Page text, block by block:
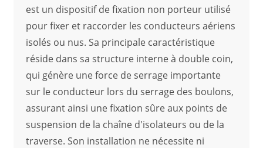
est un dispositif de fixation non porteur utilisé
pour fixer et raccorder les conducteurs aériens
isolés ou nus. Sa principale caractéristique
réside dans sa structure interne à double coin,
qui génère une force de serrage importante
sur le conducteur lors du serrage des boulons,
assurant ainsi une fixation sûre aux points de
suspension de la chaîne d'isolateurs ou de la
traverse. Son installation ne nécessite ni